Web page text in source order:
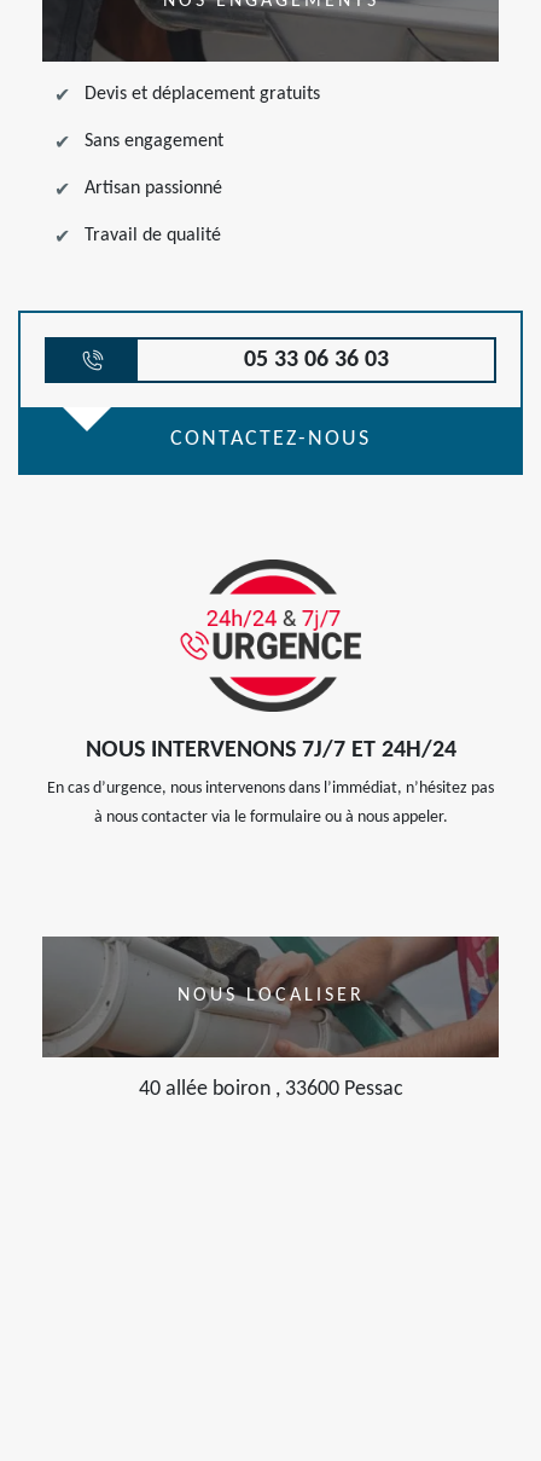
Devis et déplacement gratuits
Sans engagement
Artisan passionné
Travail de qualité
05 33 06 36 03
CONTACTEZ-NOUS
NOUS INTERVENONS 7J/7 ET 24H/24
En cas d’urgence, nous intervenons dans l’immédiat, n’hésitez pas
à nous contacter via le formulaire ou à nous appeler.
NOUS LOCALISER
40 allée boiron , 33600 Pessac